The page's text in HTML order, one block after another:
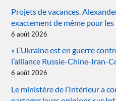
Projets de vacances.
exactement de même pour les
6 août 2026
« L’Ukraine est en guerre
l’alliance Russie-Chine-Iran-
6 août 2026
Le ministère de l’Intérieur a